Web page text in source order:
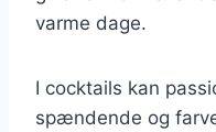
varme dage.
I cocktails kan
spændende og